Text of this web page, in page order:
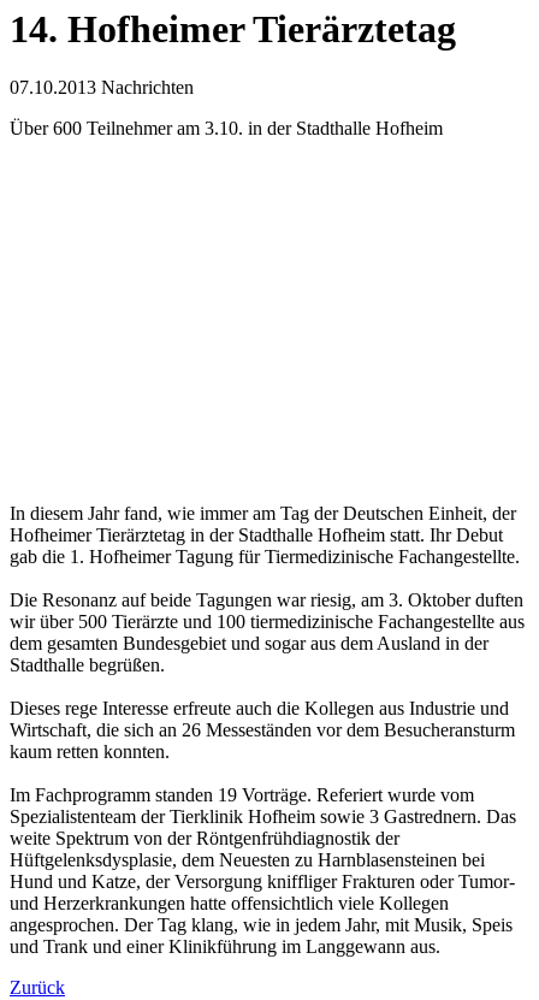
14. Hofheimer Tierärztetag
07.10.2013 Nachrichten
Über 600 Teilnehmer am 3.10. in der Stadthalle Hofheim
In diesem Jahr fand, wie immer am Tag der Deutschen Einheit, der
Hofheimer Tierärztetag in der Stadthalle Hofheim statt. Ihr Debut
gab die 1. Hofheimer Tagung für Tiermedizinische Fachangestellte.
Die Resonanz auf beide Tagungen war riesig, am 3. Oktober duften
wir über 500 Tierärzte und 100 tiermedizinische Fachangestellte aus
dem gesamten Bundesgebiet und sogar aus dem Ausland in der
Stadthalle begrüßen.
Dieses rege Interesse erfreute auch die Kollegen aus Industrie und
Wirtschaft, die sich an 26 Messeständen vor dem Besucheransturm
kaum retten konnten.
Im Fachprogramm standen 19 Vorträge. Referiert wurde vom
Spezialistenteam der Tierklinik Hofheim sowie 3 Gastrednern. Das
weite Spektrum von der Röntgenfrühdiagnostik der
Hüftgelenksdysplasie, dem Neuesten zu Harnblasensteinen bei
Hund und Katze, der Versorgung kniffliger Frakturen oder Tumor-
und Herzerkrankungen hatte offensichtlich viele Kollegen
angesprochen. Der Tag klang, wie in jedem Jahr, mit Musik, Speis
und Trank und einer Klinikführung im Langgewann aus.
Zurück